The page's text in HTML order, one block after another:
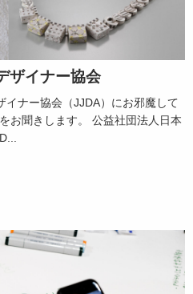
ザイナー協会
イナー協会（JJDA）にお邪魔して
お聞きします。 公益社団法人日本